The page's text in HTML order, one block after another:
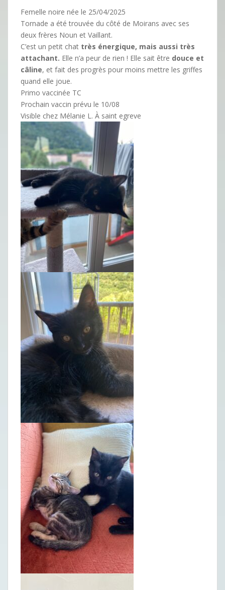
Femelle noire née le 25/04/2025
Tornade a été trouvée du côté de Moirans avec ses
deux frères Noun et Vaillant.
C’est un petit chat très énergique, mais aussi très
attachant. Elle n’a peur de rien ! Elle sait être douce et
câline, et fait des progrès pour moins mettre les griffes
quand elle joue.
Primo vaccinée TC
Prochain vaccin prévu le 10/08
Visible chez Mélanie L. À saint egreve